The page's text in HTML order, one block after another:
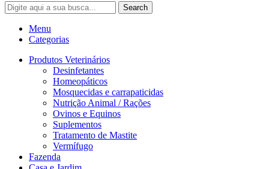
Search
Menu
Categorias
Produtos Veterinários
Desinfetantes
Homeopáticos
Mosquecidas e carrapaticidas
Nutrição Animal / Rações
Ovinos e Equinos
Suplementos
Tratamento de Mastite
Vermífugo
Fazenda